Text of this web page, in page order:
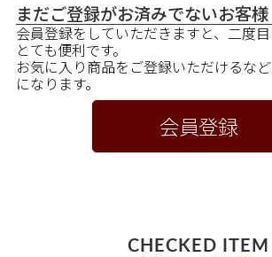
まだご登録がお済みでないお客様
会員登録をしていただきますと、二度
とても便利です。
お気に入り商品をご登録いただけるな
になります。
会員登録
CHECKED ITEM